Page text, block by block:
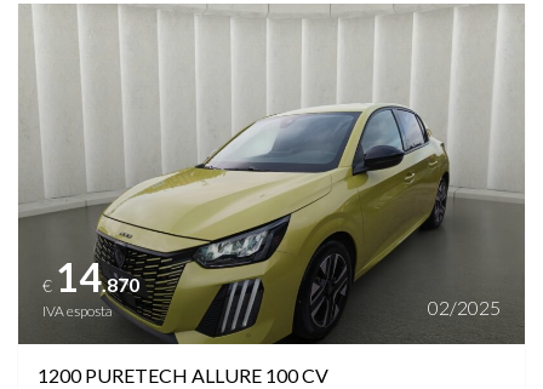
Vedi dettagli
€ 14.870
IVA esposta 02/2025
1200 PURETECH ALLURE 100 CV